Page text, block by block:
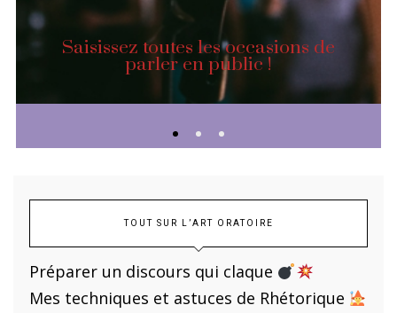
Saisissez toutes les occasions de
parler en public !
TOUT SUR L’ART ORATOIRE
Préparer un discours qui claque
Mes techniques et astuces de Rhétorique